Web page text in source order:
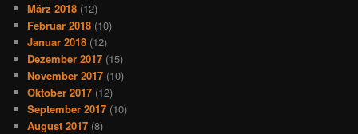
März 2018 (12)
Februar 2018 (10)
Januar 2018 (12)
Dezember 2017 (15)
November 2017 (10)
Oktober 2017 (12)
September 2017 (10)
August 2017 (8)